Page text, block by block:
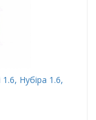
Нубіра 1.6,